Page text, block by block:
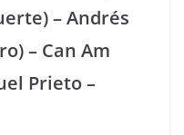
– Andrés
– Can Am
Prieto –